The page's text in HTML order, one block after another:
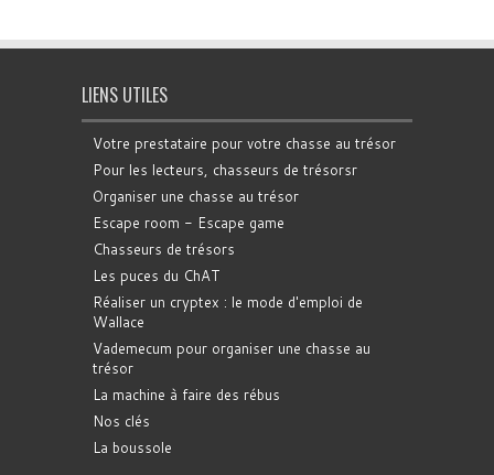
LIENS UTILES
Votre prestataire pour votre chasse au trésor
Pour les lecteurs, chasseurs de trésorsr
Organiser une chasse au trésor
Escape room - Escape game
Chasseurs de trésors
Les puces du ChAT
Réaliser un cryptex : le mode d'emploi de
Wallace
Vademecum pour organiser une chasse au
trésor
La machine à faire des rébus
Nos clés
La boussole